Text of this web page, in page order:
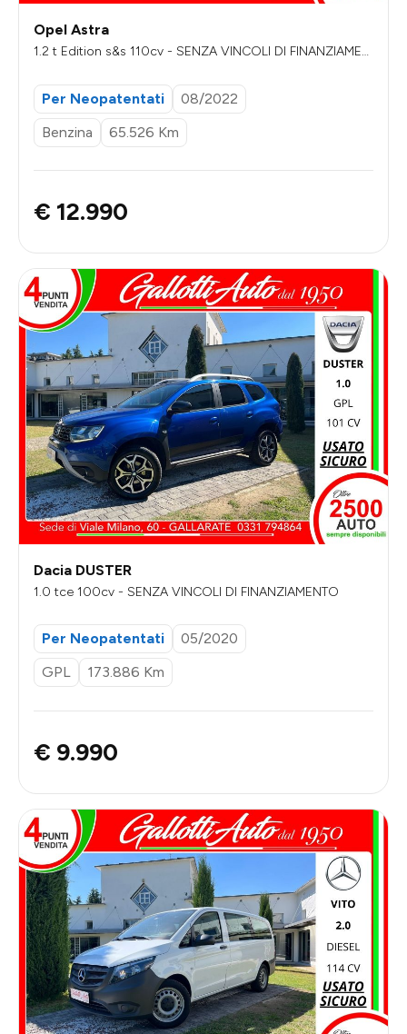
Opel Astra
1.2 t Edition s&s 110cv - SENZA VINCOLI DI FINANZIAMEN
Per Neopatentati
08/2022
Benzina
65.526 Km
€ 12.990
Dacia DUSTER
1.0 tce 100cv - SENZA VINCOLI DI FINANZIAMENTO
Per Neopatentati
05/2020
GPL
173.886 Km
€ 9.990